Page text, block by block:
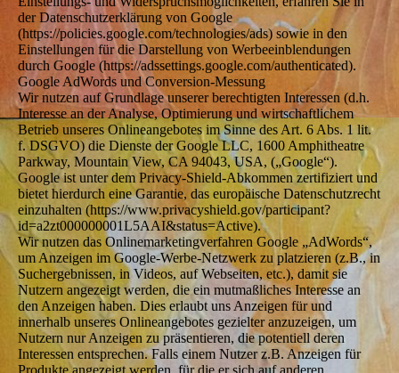
der Datenschutzerklärung von Google
(https://policies.google.com/technologies/ads) sowie in den
Einstellungen für die Darstellung von Werbeeinblendungen
durch Google (https://adssettings.google.com/authenticated).
Google AdWords und Conversion-Messung
Wir nutzen auf Grundlage unserer berechtigten Interessen (d.h.
Interesse an der Analyse, Optimierung und wirtschaftlichem
Betrieb unseres Onlineangebotes im Sinne des Art. 6 Abs. 1 lit.
f. DSGVO) die Dienste der Google LLC, 1600 Amphitheatre
Parkway, Mountain View, CA 94043, USA, („Google“).
Google ist unter dem Privacy-Shield-Abkommen zertifiziert und
bietet hierdurch eine Garantie, das europäische Datenschutzrecht
einzuhalten (https://www.privacyshield.gov/participant?
id=a2zt000000001L5AAI&status=Active).
Wir nutzen das Onlinemarketingverfahren Google „AdWords“,
um Anzeigen im Google-Werbe-Netzwerk zu platzieren (z.B., in
Suchergebnissen, in Videos, auf Webseiten, etc.), damit sie
Nutzern angezeigt werden, die ein mutmaßliches Interesse an
den Anzeigen haben. Dies erlaubt uns Anzeigen für und
innerhalb unseres Onlineangebotes gezielter anzuzeigen, um
Nutzern nur Anzeigen zu präsentieren, die potentiell deren
Interessen entsprechen. Falls einem Nutzer z.B. Anzeigen für